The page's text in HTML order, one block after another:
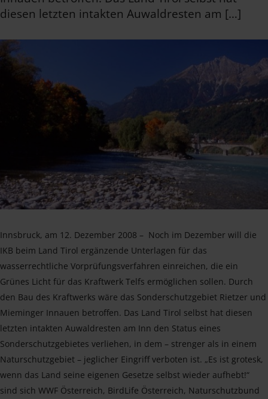
diesen letzten intakten Auwaldresten am […]
Innsbruck, am 12. Dezember 2008 – Noch im Dezember will die
IKB beim Land Tirol ergänzende Unterlagen für das
wasserrechtliche Vorprüfungsverfahren einreichen, die ein
Grünes Licht für das Kraftwerk Telfs ermöglichen sollen. Durch
den Bau des Kraftwerks wäre das Sonderschutzgebiet Rietzer und
Mieminger Innauen betroffen. Das Land Tirol selbst hat diesen
letzten intakten Auwaldresten am Inn den Status eines
Sonderschutzgebietes verliehen, in dem – strenger als in einem
Naturschutzgebiet – jeglicher Eingriff verboten ist. „Es ist grotesk,
wenn das Land seine eigenen Gesetze selbst wieder aufhebt!“
sind sich WWF Österreich, BirdLife Österreich, Naturschutzbund